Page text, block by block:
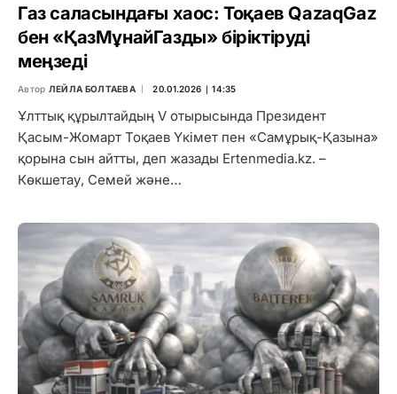
Газ саласындағы хаос: Тоқаев QazaqGaz
бен «ҚазМұнайГазды» біріктіруді
меңзеді
Автор ЛЕЙЛА БОЛТАЕВА 20.01.2026 ∣ 14:35
Ұлттық құрылтайдың V отырысында Президент
Қасым-Жомарт Тоқаев Үкімет пен «Самұрық-Қазына»
қорына сын айтты, деп жазады Ertenmedia.kz. –
Көкшетау, Семей және…